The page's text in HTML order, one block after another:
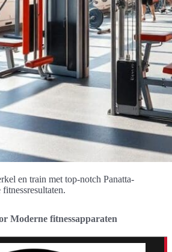
en train met top-notch Panatta-
Moderne fitnessapparaten